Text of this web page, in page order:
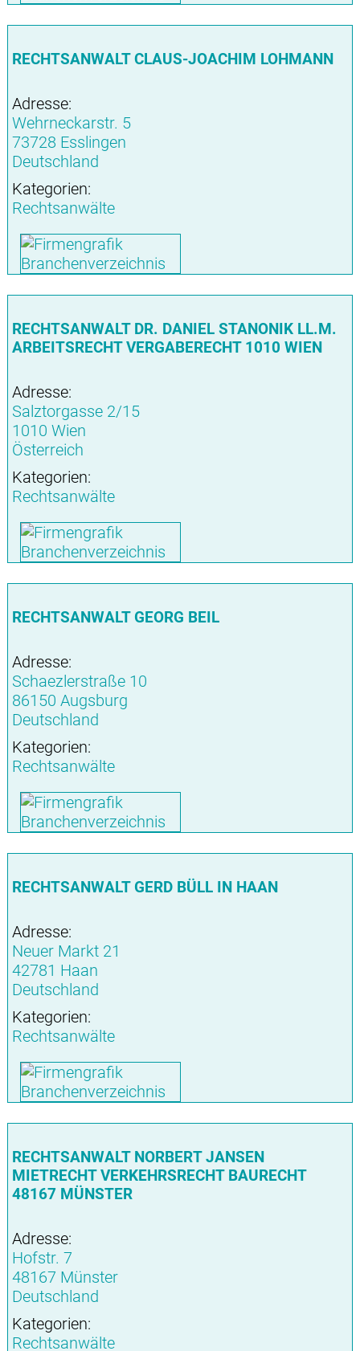
RECHTSANWALT CLAUS-JOACHIM LOHMANN
Adresse:
Wehrneckarstr. 5
73728 Esslingen
Deutschland
Kategorien:
Rechtsanwälte
RECHTSANWALT DR. DANIEL STANONIK LL.M.
ARBEITSRECHT VERGABERECHT 1010 WIEN
Adresse:
Salztorgasse 2/15
1010 Wien
Österreich
Kategorien:
Rechtsanwälte
RECHTSANWALT GEORG BEIL
Adresse:
Schaezlerstraße 10
86150 Augsburg
Deutschland
Kategorien:
Rechtsanwälte
RECHTSANWALT GERD BÜLL IN HAAN
Adresse:
Neuer Markt 21
42781 Haan
Deutschland
Kategorien:
Rechtsanwälte
RECHTSANWALT NORBERT JANSEN
MIETRECHT VERKEHRSRECHT BAURECHT
48167 MÜNSTER
Adresse:
Hofstr. 7
48167 Münster
Deutschland
Kategorien:
Rechtsanwälte